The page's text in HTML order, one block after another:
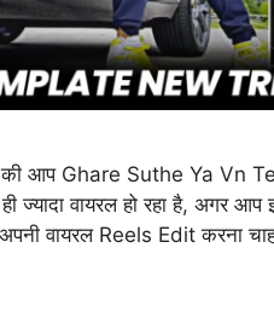
की आप Ghare Suthe Ya Vn
ज्यादा वायरल हो रहा है, अगर
वायरल Reels Edit करना